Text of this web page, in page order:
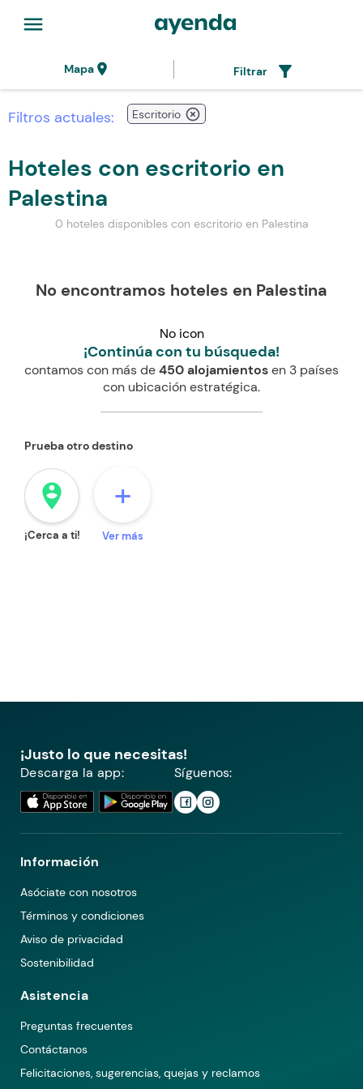
menu
Mapalocation_on Filtrar filter_alt
Filtros actuales: Escritorio highlight_off
Hoteles con escritorio en
Palestina
0 hoteles disponibles con escritorio en Palestina
No encontramos hoteles en Palestina
No icon
¡Continúa con tu búsqueda!
contamos con más de450 alojamientosen 3 países
con ubicación estratégica.
Prueba otro destino
person_pin_circle
¡Cerca a ti!
+
Ver más
¡Justo lo que necesitas!
Descarga la app: Síguenos:
Información
Asóciate con nosotros
Términos y condiciones
Aviso de privacidad
Sostenibilidad
Asistencia
Preguntas frecuentes
Contáctanos
Felicitaciones, sugerencias, quejas y reclamos